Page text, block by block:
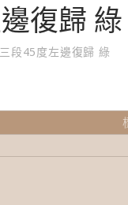
復歸 綠
段45度左邊復歸 綠